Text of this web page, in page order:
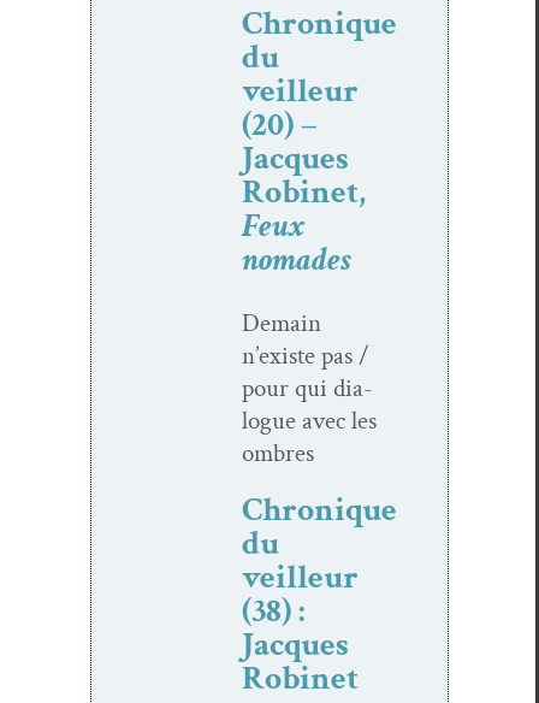
Chronique
du
veilleur
(20) –
Jacques
Robinet,
Feux
nomades
Demain
n’existe pas /
pour qui dia­
logue avec les
ombres
Chronique
du
veilleur
(38) :
Jacques
Robinet